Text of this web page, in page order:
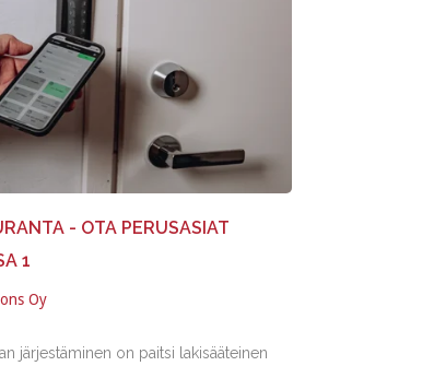
- OTA PERUSASIAT
1
Oy
järjestäminen on paitsi lakisääteinen